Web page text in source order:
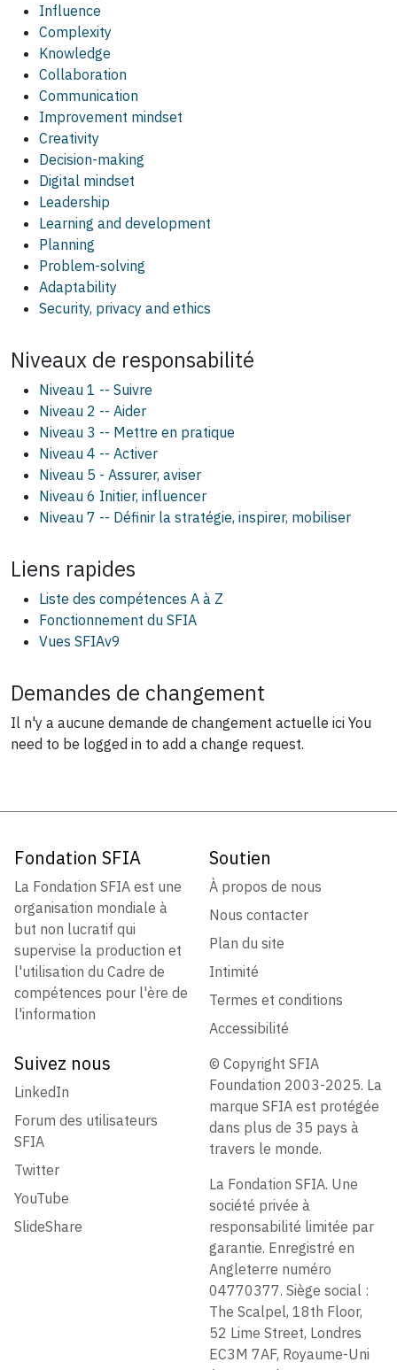
Influence
Complexity
Knowledge
Collaboration
Communication
Improvement mindset
Creativity
Decision-making
Digital mindset
Leadership
Learning and development
Planning
Problem-solving
Adaptability
Security, privacy and ethics
Niveaux de responsabilité
Niveau 1 -- Suivre
Niveau 2 -- Aider
Niveau 3 -- Mettre en pratique
Niveau 4 -- Activer
Niveau 5 - Assurer, aviser
Niveau 6 Initier, influencer
Niveau 7 -- Définir la stratégie, inspirer, mobiliser
Liens rapides
Liste des compétences A à Z
Fonctionnement du SFIA
Vues SFIAv9
Demandes de changement
Il n'y a aucune demande de changement actuelle ici You
need to be logged in to add a change request.
Fondation SFIA
La Fondation SFIA est une
organisation mondiale à
but non lucratif qui
supervise la production et
l'utilisation du Cadre de
compétences pour l'ère de
l'information
Soutien
À propos de nous
Nous contacter
Plan du site
Intimité
Termes et conditions
Accessibilité
Suivez nous
LinkedIn
Forum des utilisateurs
SFIA
Twitter
YouTube
SlideShare
© Copyright SFIA
Foundation 2003-2025. La
marque SFIA est protégée
dans plus de 35 pays à
travers le monde.
La Fondation SFIA. Une
société privée à
responsabilité limitée par
garantie. Enregistré en
Angleterre numéro
04770377. Siège social :
The Scalpel, 18th Floor,
52 Lime Street, Londres
EC3M 7AF, Royaume-Uni